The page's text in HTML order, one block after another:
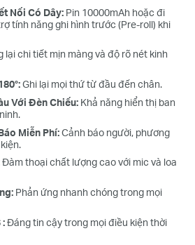
Nối Có Dây: Pin 10000mAh hoặc đi
tính năng ghi hình trước (Pre-roll) khi
lại chi tiết mịn màng và độ rõ nét kinh
Ghi lại mọi thứ từ đầu đến chân.
Với Đèn Chiếu: Khả năng hiển thị ban
Miễn Phí:Cảnh báo người, phương
Đàm thoại chất lượng cao với mic và loa
Phản ứng nhanh chóng trong mọi
:Đáng tin cậy trong mọi điều kiện thời